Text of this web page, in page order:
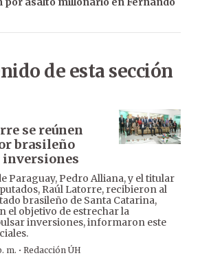
de esta sección
se reúnen
brasileño
inversiones
Paraguay, Pedro Alliana, y el titular
Raúl Latorre, recibieron al
brasileño de Santa Catarina,
el objetivo de estrechar la
inversiones, informaron este
m. · Redacción ÚH